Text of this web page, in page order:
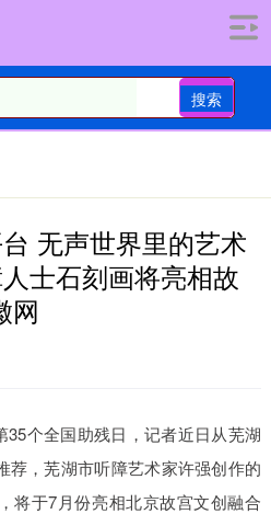
搜索
无声世界里的艺术
士石刻画将亮相故
网
35个全国助残日，记者近日从芜湖
荐，芜湖市听障艺术家许强创作的
将于7月份亮相北京故宫文创融合